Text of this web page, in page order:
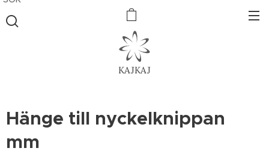
KAJKAJ
Hänge till nyckelknippan
mm